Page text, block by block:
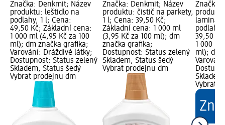
Značka: Denkmit; Název
produktu: leštidlo na
podlahy, 1 l; Cena:
49,50 Kč; Základní cena:
1 000 ml (4,95 Kč za 100
ml); dm značka grafika;
Varování: Dráždivé látky;
Dostupnost: Status zelený
Skladem, Status šedý
Vybrat prodejnu dm
Značka: Denkmit; Název
produktu: čistič na parkety,
1 l; Cena: 39,50 Kč;
Základní cena: 1 000 ml
(3,95 Kč za 100 ml); dm
značka grafika;
Dostupnost: Status zelený
Skladem, Status šedý
Vybrat prodejnu dm
Značka:
39,50
1 000 ml
ml); dm
Vybrat